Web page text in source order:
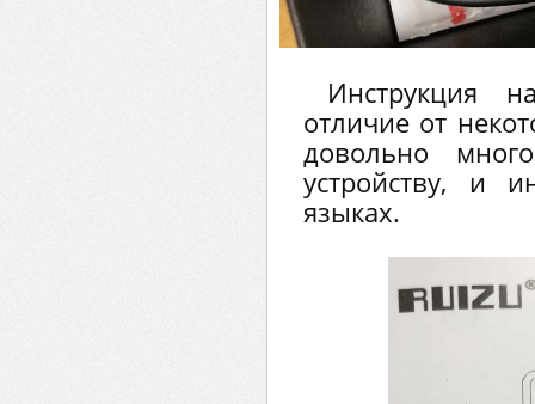
Инструкция
отличие от
довольно
устройству, и
языках.